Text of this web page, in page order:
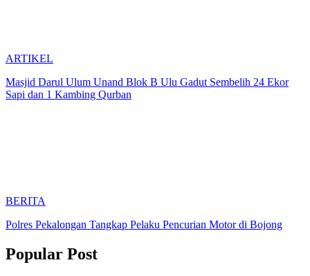
ARTIKEL
Masjid Darul Ulum Unand Blok B Ulu Gadut Sembelih 24 Ekor
Sapi dan 1 Kambing Qurban
BERITA
Polres Pekalongan Tangkap Pelaku Pencurian Motor di Bojong
Popular Post